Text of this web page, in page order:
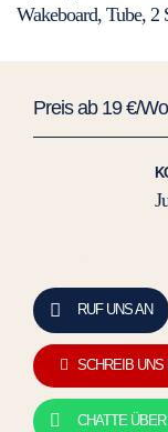
Wakeboard, Tube, 2
Preis ab 19 €/
RUF UNS AN
SCHREIB UNS
CHATTE